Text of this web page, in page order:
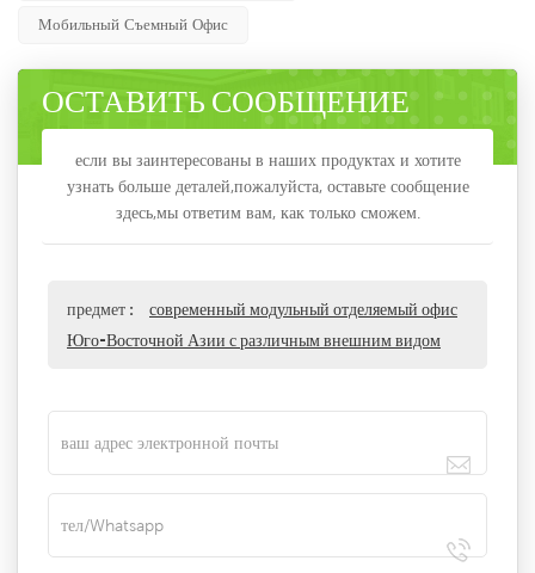
Мобильный Съемный Офис
ОСТАВИТЬ СООБЩЕНИЕ
если вы заинтересованы в наших продуктах и хотите
узнать больше деталей,пожалуйста, оставьте сообщение
здесь,мы ответим вам, как только сможем.
предмет :
современный модульный отделяемый офис
Юго-Восточной Азии с различным внешним видом